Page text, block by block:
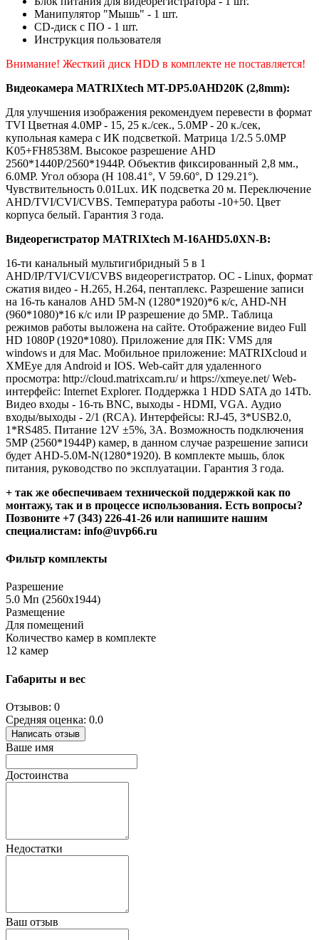
Манипулятор "Мышь" - 1 шт.
CD-диск с ПО - 1 шт.
Инструкция пользователя
Внимание! Жесткий диск HDD в комплекте не поставляется!
Видеокамера MATRIXtech MT-DP5.0AHD20K (2,8mm):
Для улучшения изображения рекомендуем перевести в формат
TVI Цветная 4.0MP - 15, 25 к./сек., 5.0MP - 20 к./сек,
купольная камера с ИК подсветкой. Матрица 1/2.5 5.0MP
K05+FH8538M. Высокое разрешение AHD
2560*1440P/2560*1944P. Объектив фиксированный 2,8 мм.,
6.0MP. Угол обзора (H 108.41°, V 59.60°, D 129.21°).
Чувствительность 0.01Lux. ИК подсветка 20 м. Переключение
AHD/TVI/CVI/CVBS. Температура работы -10+50. Цвет
корпуса белый. Гарантия 3 года.
Видеорегистратор MATRIXtech M-16AHD5.0XN-B:
16-ти канальный мультигибридный 5 в 1
AHD/IP/TVI/CVI/CVBS видеорегистратор. ОС - Linux, формат
сжатия видео - H.265, H.264, пентаплекс. Разрешение записи
на 16-ть каналов AНD 5M-N (1280*1920)*6 к/с, AНD-NH
(960*1080)*16 к/с или IP разрешение до 5МP.. Таблица
режимов работы выложена на сайте. Отображение видео Full
HD 1080P (1920*1080). Приложение для ПК: VMS для
windows и для Mac. Мобильное приложение: MATRIXcloud и
XMEye для Android и IOS. Web-сайт для удаленного
просмотра: http://cloud.matrixcam.ru/ и https://xmeye.net/ Web-
интерфейс: Internet Explorer. Поддержка 1 HDD SATA до 14Tb.
Видео входы - 16-ть BNC, выходы - HDMI, VGA. Аудио
входы/выходы - 2/1 (RCA). Интерфейсы: RJ-45, 3*USB2.0,
1*RS485. Питание 12V ±5%, 3А. Возможность подключения
5МР (2560*1944P) камер, в данном случае разрешение записи
будет AHD-5.0M-N(1280*1920). В комплекте мышь, блок
питания, руководство по эксплуатации. Гарантия 3 года.
+ так же обеспечиваем технической поддержкой как по
монтажу, так и в процессе использования. Есть вопросы?
Позвоните +7 (343) 226-41-26 или напишите нашим
специалистам: info@uvp66.ru
Фильтр комплекты
Разрешение
5.0 Мп (2560x1944)
Размещение
Для помещений
Количество камер в комплекте
12 камер
Габариты и вес
Отзывов: 0
Средняя оценка: 0.0
Написать отзыв
Ваше имя
Достоинства
Недостатки
Ваш отзыв